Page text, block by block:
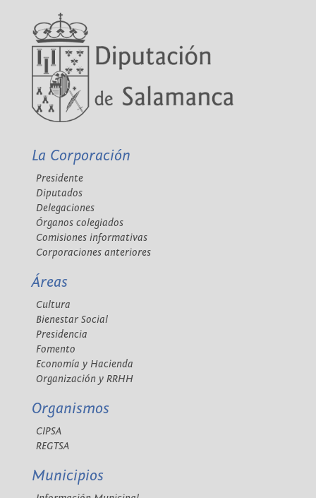
La Corporación
Presidente
Diputados
Delegaciones
Órganos colegiados
Comisiones informativas
Corporaciones anteriores
Áreas
Cultura
Bienestar Social
Presidencia
Fomento
Economía y Hacienda
Organización y RRHH
Organismos
CIPSA
REGTSA
Municipios